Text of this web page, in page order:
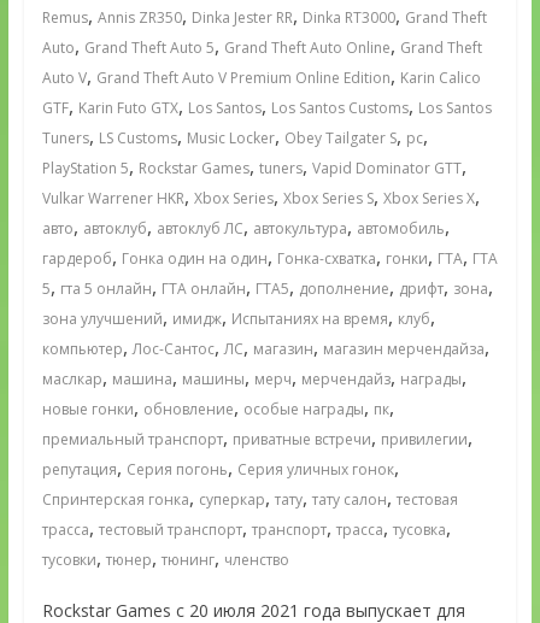
Remus, Annis ZR350, Dinka Jester RR, Dinka RT3000, Grand Theft
Auto, Grand Theft Auto 5, Grand Theft Auto Online, Grand Theft
Auto V, Grand Theft Auto V Premium Online Edition, Karin Calico
GTF, Karin Futo GTX, Los Santos, Los Santos Customs, Los Santos
Tuners, LS Customs, Music Locker, Obey Tailgater S, pc,
PlayStation 5, Rockstar Games, tuners, Vapid Dominator GTT,
Vulkar Warrener HKR, Xbox Series, Xbox Series S, Xbox Series X,
авто, автоклуб, автоклуб ЛС, автокультура, автомобиль,
гардероб, Гонка один на один, Гонка-схватка, гонки, ГТА, ГТА
5, гта 5 онлайн, ГТА онлайн, ГТА5, дополнение, дрифт, зона,
зона улучшений, имидж, Испытаниях на время, клуб,
компьютер,Лос-Сантос,ЛС, магазин, магазин мерчендайза,
маслкар, машина, машины, мерч, мерчендайз, награды,
новые гонки, обновление, особые награды, пк,
премиальный транспорт, приватные встречи, привилегии,
репутация, Серия погонь, Серия уличных гонок,
Спринтерская гонка, суперкар, тату, тату салон, тестовая
трасса, тестовый транспорт, транспорт, трасса, тусовка,
тусовки, тюнер, тюнинг, членство
Rockstar Games с 20 июля 2021 года выпускает для